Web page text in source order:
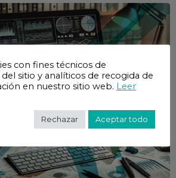
con fines técnicos de
sitio y analíticos de recogida de
en nuestro sitio web. Leer
Rechazar Aceptar todo